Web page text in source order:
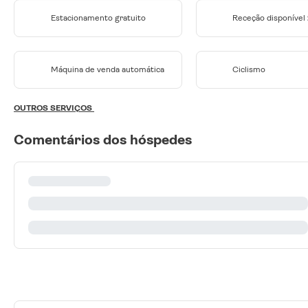
Estacionamento gratuito Receção disponível
Máquina de venda automática Ciclismo
OUTROS SERVIÇOS
Comentários dos hóspedes